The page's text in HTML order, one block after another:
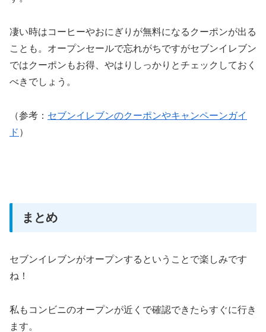
凄い時はコーヒーやおにぎりが無料になるクーポンが出る
ことも。オープンセールで忘れがちですがセブンイレブン
ではクーポンもお得、やはりしっかりとチェックしておく
べきでしょう。
（参考： セブンイレブンのクーポンやキャンペーンガイ
ド ）
まとめ
セブンイレブンがオープンするということで楽しみです
ね！
私もコンビニのオープンが近くで確認できたらすぐに行き
ます。